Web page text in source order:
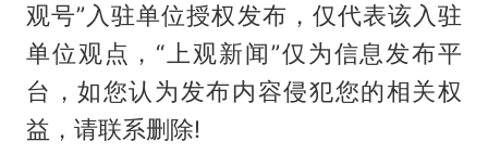
观号”入驻单位授权发布，仅代表该入驻
单位观点，“上观新闻”仅为信息发布平
台，如您认为发布内容侵犯您的相关权
益，请联系删除!